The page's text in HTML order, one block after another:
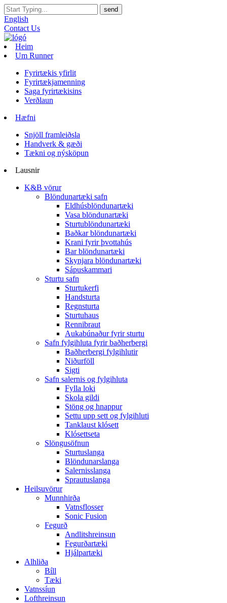
English
Contact Us
Heim
Um Runner
Fyrirtækis yfirlit
Fyrirtækjamenning
Saga fyrirtækisins
Verðlaun
Hæfni
Snjöll framleiðsla
Handverk & gæði
Tækni og nýsköpun
Lausnir
K&B vörur
Blöndunartæki safn
Eldhúsblöndunartæki
Vasa blöndunartæki
Sturtublöndunartæki
Baðkar blöndunartæki
Krani fyrir þvottahús
Bar blöndunartæki
Skynjara blöndunartæki
Sápuskammari
Sturtu safn
Sturtukerfi
Handsturta
Regnsturta
Sturtuhaus
Rennibraut
Aukabúnaður fyrir sturtu
Safn fylgihluta fyrir baðherbergi
Baðherbergi fylgihlutir
Niðurföll
Sigti
Safn salernis og fylgihluta
Fylla loki
Skola gildi
Stöng og hnappur
Settu upp sett og fylgihluti
Tanklaust klósett
Klósettseta
Slöngusöfnun
Sturtuslanga
Blöndunarslanga
Salernisslanga
Sprautuslanga
Heilsuvörur
Munnhirða
Vatnsflosser
Sonic Fusion
Fegurð
Andlitshreinsun
Fegurðartæki
Hjálpartæki
Alhliða
Bíll
Tæki
Vatnssíun
Lofthreinsun